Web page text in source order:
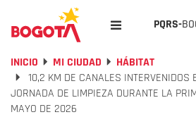
PQRS-
INICIO MI CIUDAD
HÁBITAT
10,2 KM DE CANALES INTERVENIDOS
JORNADA DE LIMPIEZA DURANTE LA
MAYO DE 2026